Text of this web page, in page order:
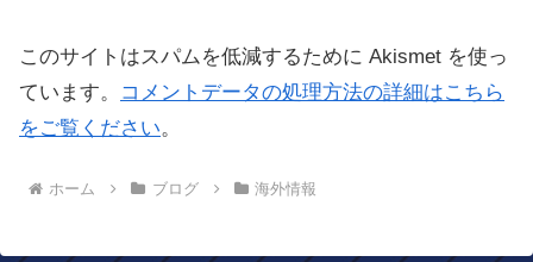
このサイトはスパムを低減するために Akismet を使っ
ています。
コメントデータの処理方法の詳細はこちら
をご覧ください。
ホーム ブログ 海外情報